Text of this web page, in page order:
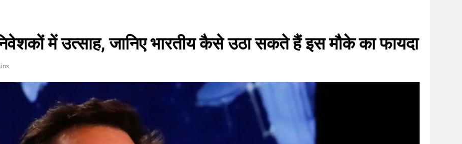
में उत्साह, जानिए भारतीय कैसे उठा सकते हैं इस मौके का फायदा